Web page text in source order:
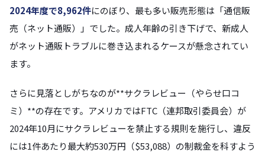
2024年度で8,962件にのぼり、最も多い販売形態は「通信販
売（ネット通販）」でした。成人年齢の引き下げで、新成人
がネット通販トラブルに巻き込まれるケースが懸念されてい
ます。
さらに見落としがちなのが**サクラレビュー（やらせ口コ
ミ）**の存在です。アメリカではFTC（連邦取引委員会）が
2024年10月にサクラレビューを禁止する規則を施行し、違反
には1件あたり最大約530万円（$53,088）の制裁金を科すよう